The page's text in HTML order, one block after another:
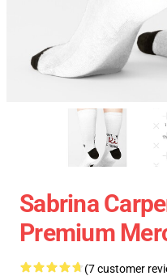
Sabrina
Premium
(7 customer